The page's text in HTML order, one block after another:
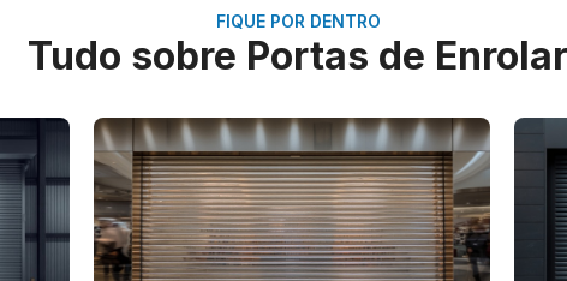
FIQUE POR DENTRO
Tudo sobre Portas de Enrolar